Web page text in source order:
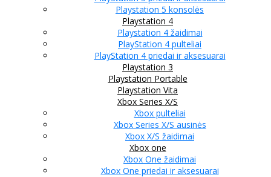
Playstation 5 konsolės
Playstation 4
Playstation 4 žaidimai
PlayStation 4 pulteliai
PlayStation 4 priedai ir aksesuarai
Playstation 3
Playstation Portable
Playstation Vita
Xbox Series X/S
Xbox pulteliai
Xbox Series X/S ausinės
Xbox X/S žaidimai
Xbox one
Xbox One žaidimai
Xbox One priedai ir aksesuarai